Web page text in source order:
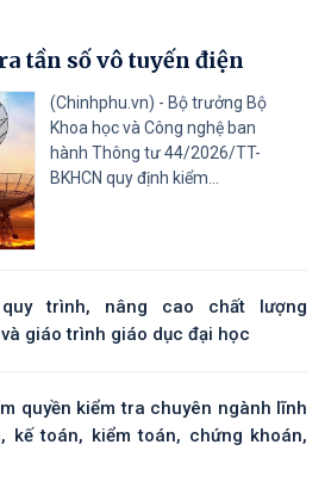
Tiêu chí phân loại doanh nghiệp
thực hiện cơ cấu lại vốn nhà nước
doanh nghiệp nhà nước, doanh
có vốn nhà nước
Tài liệu đính kèm
thực hiện các nhiệm vụ trọng tâm
Tài liệu đính kèm
tần số vô tuyến điện
(Chinhphu.vn) - Bộ trưởng Bộ
Khoa học và Công nghệ ban
hành Thông tư 44/2026/TT-
BKHCN quy định kiểm...
trình, nâng cao chất lượng
giáo trình giáo dục đại học
quyền kiểm tra chuyên ngành lĩnh
kế toán, kiểm toán, chứng khoán,